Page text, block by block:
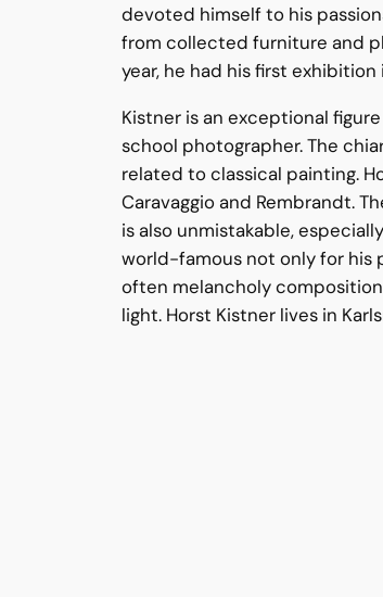
devoted himself to his
from collected furniture and
year, he had his first exhibition
Kistner is an exceptional
school photographer. The
related to classical painting.
Caravaggio and Rembrandt.
is also unmistakable,
world-famous not only for his
often melancholy
light. Horst Kistner lives in